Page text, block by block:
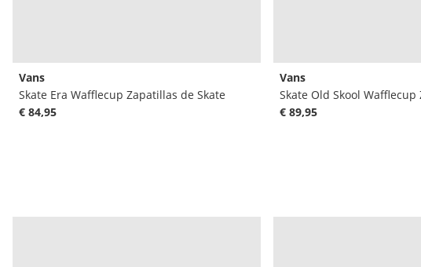
Vans
Skate Era Wafflecup Zapatillas de Skate
€ 84,95
Vans
€ 89,95